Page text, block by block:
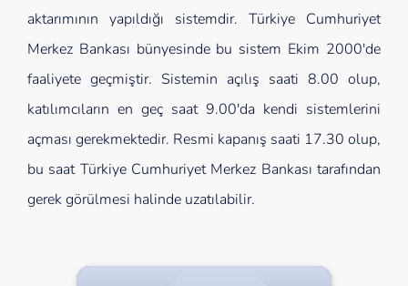
aktarımının yapıldığı sistemdir. Türkiye Cumhuriyet
Merkez Bankası bünyesinde bu sistem Ekim 2000'de
faaliyete geçmiştir. Sistemin açılış saati 8.00 olup,
katılımcıların en geç saat 9.00'da kendi sistemlerini
açması gerekmektedir. Resmi kapanış saati 17.30 olup,
bu saat Türkiye Cumhuriyet Merkez Bankası tarafından
gerek görülmesi halinde uzatılabilir.